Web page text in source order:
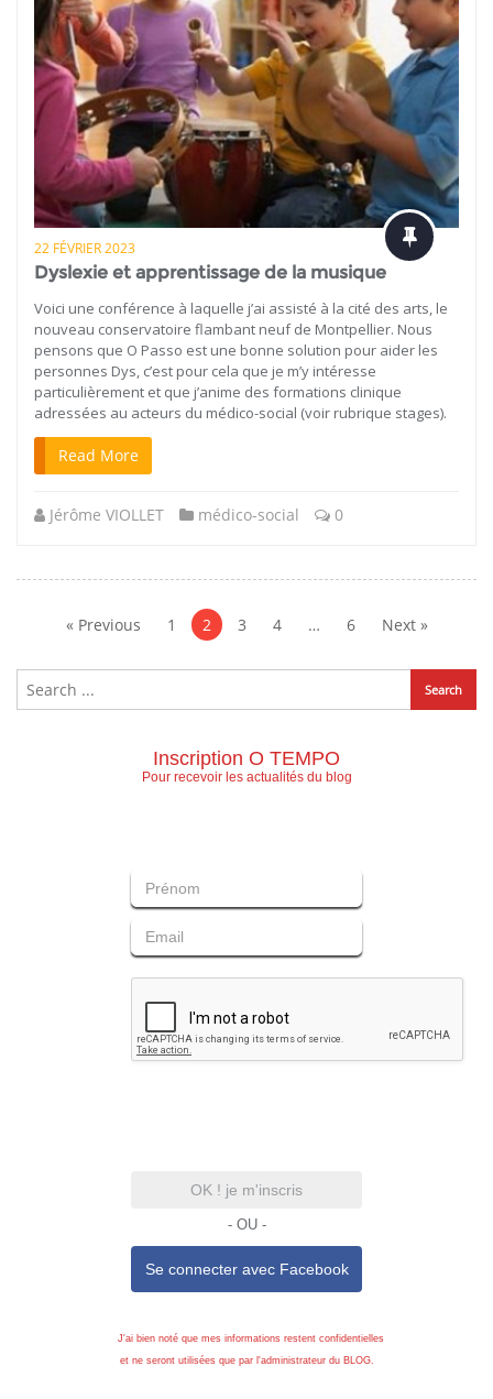
22 FÉVRIER 2023
Dyslexie et apprentissage de la musique
Voici une conférence à laquelle j’ai assisté à la cité des arts, le
nouveau conservatoire flambant neuf de Montpellier. Nous
pensons que O Passo est une bonne solution pour aider les
personnes Dys, c’est pour cela que je m’y intéresse
particulièrement et que j’anime des formations clinique
adressées au acteurs du médico-social (voir rubrique stages).
Read More
Jérôme VIOLLET médico-social 0
« Previous 1 2 3 4 … 6 Next »
Inscription O TEMPO
Pour recevoir les actualités du blog
OK ! je m'inscris
- OU -
Se connecter avec Facebook
J'ai bien noté que mes informations restent confidentielles
et ne seront utilisées que par l'administrateur du BLOG.